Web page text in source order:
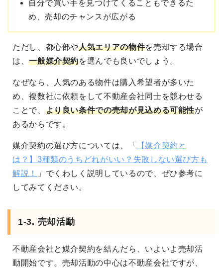
自分で買い手を見つけてくることもできるた
め、売却のチャンスが広がる
ただし、 都心部や人気エリアの物件を売却する場合
は、一般媒介契約を選んでも良いでしょう。
なぜなら、
人気のある物件は購入希望者が多いた
め、複数社に依頼をして不動産会社同士を競わせる
ことで、 より良い条件での売却が見込める可能性が
あるからです。
媒介契約の選び方については、「
【媒介契約と
は？】3種類のうちどれがいい？失敗しない選び方も
解説！
」でくわしく説明しているので、ぜひ参考に
してみてください。
1-3. 売却活動
不動産会社と媒介契約を結んだら、いよいよ売却活
動開始です。売却活動の中心は不動産会社ですが、